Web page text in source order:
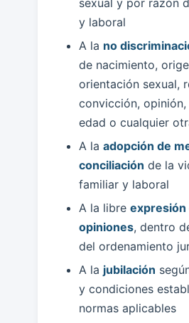
y laboral
A la no
de nacimiento,
orientación sexual,
convicción,
edad o cualquier
A laadopción de
conciliación de la
familiar y laboral
A la libreexpresión
opiniones, dentro
del ordenamiento
A la jubilación
y condiciones
normas aplicables